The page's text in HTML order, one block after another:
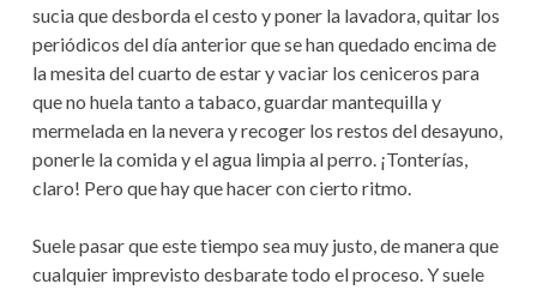
sucia que desborda el cesto y poner la lavadora, quitar los
periódicos del día anterior que se han quedado encima de
la mesita del cuarto de estar y vaciar los ceniceros para
que no huela tanto a tabaco, guardar mantequilla y
mermelada en la nevera y recoger los restos del desayuno,
ponerle la comida y el agua limpia al perro. ¡Tonterías,
claro! Pero que hay que hacer con cierto ritmo.
Suele pasar que este tiempo sea muy justo, de manera que
cualquier imprevisto desbarate todo el proceso. Y suele